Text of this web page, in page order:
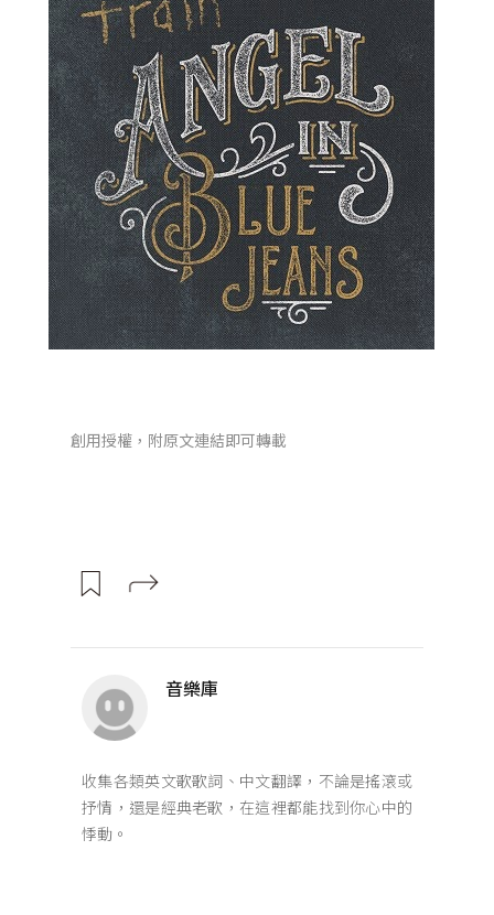
創用授權，附原文連結即可轉載
音樂庫
收集各類英文歌歌詞、中文翻譯，不論是搖滾或
抒情，還是經典老歌，在這裡都能找到你心中的
悸動。